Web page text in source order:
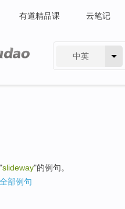
有道精品课 云笔记
中英
slideway"的例句。
全部例句